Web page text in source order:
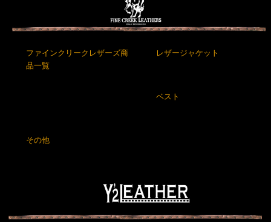
ファインクリークレザーズ商
品一覧
レザージャケット
ベスト
その他